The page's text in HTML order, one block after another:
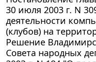
30 июля 2003 г. N
деятельности
(клубов) на
Решение
Совета народных